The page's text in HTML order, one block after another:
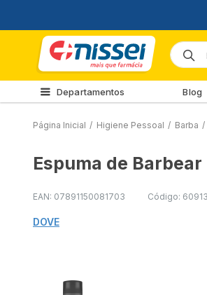
Departamentos Blog
Página Inicial / Higiene Pessoal / Barba /
Espuma de
EAN: 07891150081703 Código: 60913
DOVE